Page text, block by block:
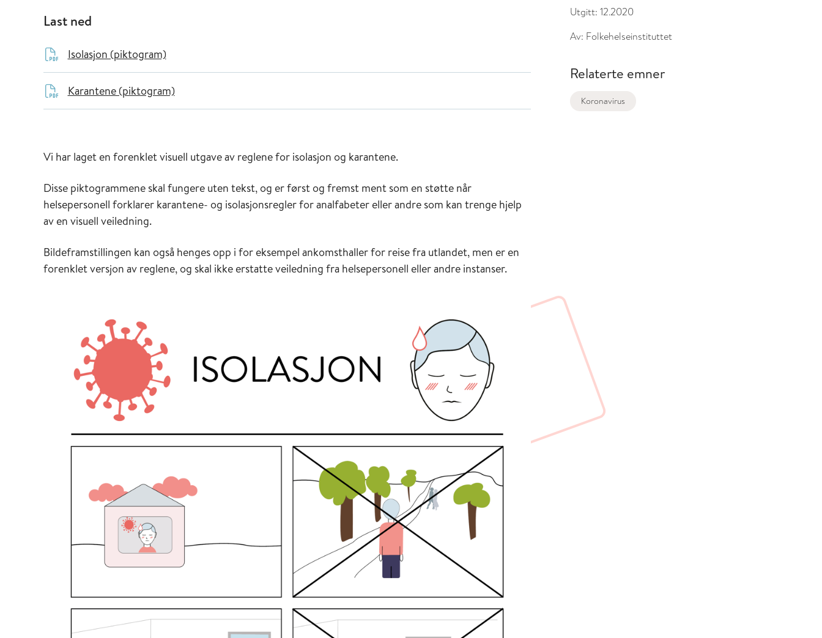
Last ned
Isolasjon (piktogram)
Karantene (piktogram)
Vi har laget en forenklet visuell utgave av reglene for isolasjon og karantene.
Disse piktogrammene skal fungere uten tekst, og er først og fremst ment som en støtte når
helsepersonell forklarer karantene- og isolasjonsregler for analfabeter eller andre som kan trenge hjelp
av en visuell veiledning.
Bildeframstillingen kan også henges opp i for eksempel ankomsthaller for reise fra utlandet, men er en
forenklet versjon av reglene, og skal ikke erstatte veiledning fra helsepersonell eller andre instanser.
Utgitt: 12.2020
Av: Folkehelseinstituttet
Relaterte emner
Koronavirus